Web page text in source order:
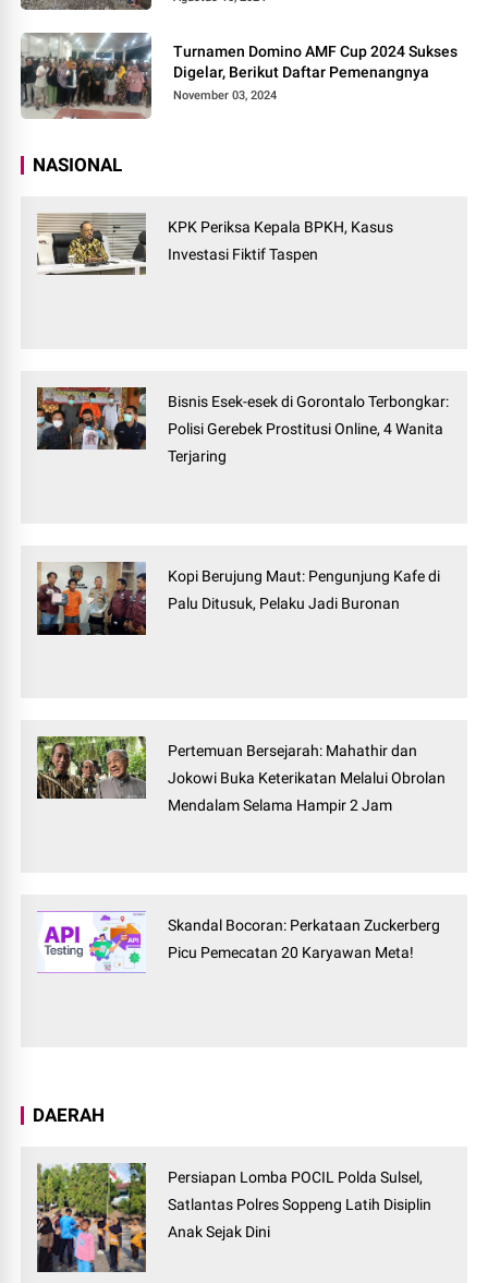
Turnamen Domino AMF Cup 2024 Sukses
Digelar, Berikut Daftar Pemenangnya
November 03, 2024
NASIONAL
KPK Periksa Kepala BPKH, Kasus
Investasi Fiktif Taspen
Bisnis Esek-esek di Gorontalo Terbongkar:
Polisi Gerebek Prostitusi Online, 4 Wanita
Terjaring
Kopi Berujung Maut: Pengunjung Kafe di
Palu Ditusuk, Pelaku Jadi Buronan
Pertemuan Bersejarah: Mahathir dan
Jokowi Buka Keterikatan Melalui Obrolan
Mendalam Selama Hampir 2 Jam
Skandal Bocoran: Perkataan Zuckerberg
Picu Pemecatan 20 Karyawan Meta!
DAERAH
Persiapan Lomba POCIL Polda Sulsel,
Satlantas Polres Soppeng Latih Disiplin
Anak Sejak Dini